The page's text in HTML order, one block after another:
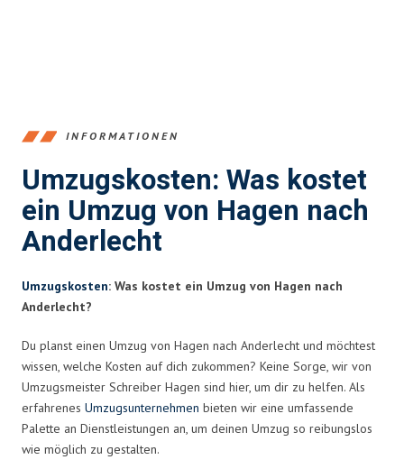
INFORMATIONEN
Umzugskosten: Was kostet
ein Umzug von Hagen nach
Anderlecht
Umzugskosten: Was kostet ein Umzug von Hagen nach
Anderlecht?
Du planst einen Umzug von Hagen nach Anderlecht und möchtest
wissen, welche Kosten auf dich zukommen? Keine Sorge, wir von
Umzugsmeister Schreiber Hagen sind hier, um dir zu helfen. Als
erfahrenes Umzugsunternehmen bieten wir eine umfassende
Palette an Dienstleistungen an, um deinen Umzug so reibungslos
wie möglich zu gestalten.